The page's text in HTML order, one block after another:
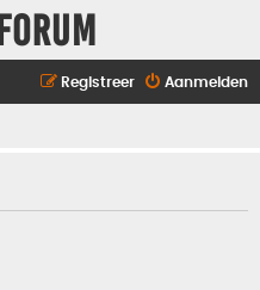
Aanmelden
Registreer